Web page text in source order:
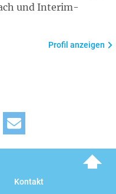
und Interim-
Profil anzeigen
Kontakt